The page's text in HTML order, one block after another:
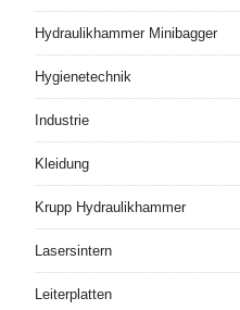
Hydraulikhammer Minibagger
Hygienetechnik
Industrie
Kleidung
Krupp Hydraulikhammer
Lasersintern
Leiterplatten